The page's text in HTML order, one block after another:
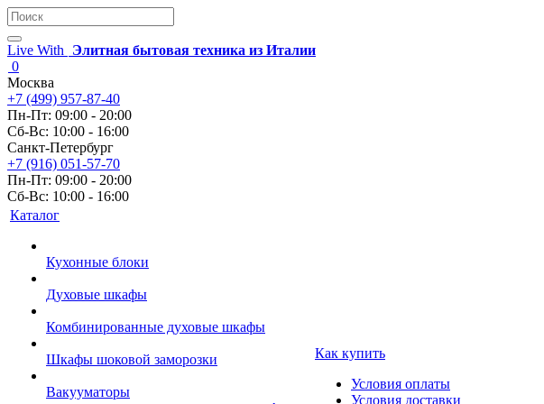
Live With
Элитная бытовая техника из Италии
0
Москва
+7 (499) 957-87-40
Пн-Пт: 09:00 - 20:00
Сб-Вс: 10:00 - 16:00
Санкт-Петербург
+7 (916) 051-57-70
Пн-Пт: 09:00 - 20:00
Сб-Вс: 10:00 - 16:00
Каталог
Кухонные блоки
Духовые шкафы
Комбинированные духовые шкафы
Шкафы шоковой заморозки
Вакууматоры
Как купить
Условия оплаты
Условия доставки